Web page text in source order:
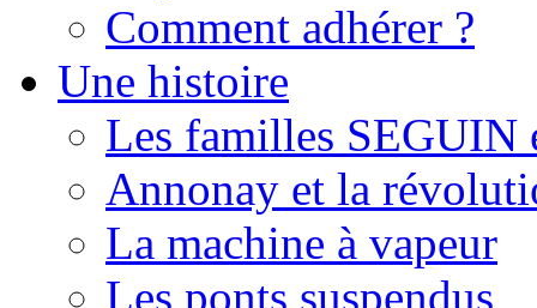
Comment adhérer ?
Une histoire
Les familles
Annonay et la
La machine à vapeur
Les ponts suspendus